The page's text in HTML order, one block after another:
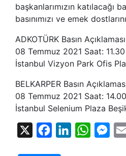
başkanlarımızın katılacağı
basınımızı ve emek
ADKOTÜRK Basın Açıklaması
08 Temmuz 2021 Saat: 11.30
İstanbul Vizyon Park Ofis
BELKARPER Basın
08 Temmuz 2021 Saat: 14.00
İstanbul Selenium Plaza
FacebookLinkedIn